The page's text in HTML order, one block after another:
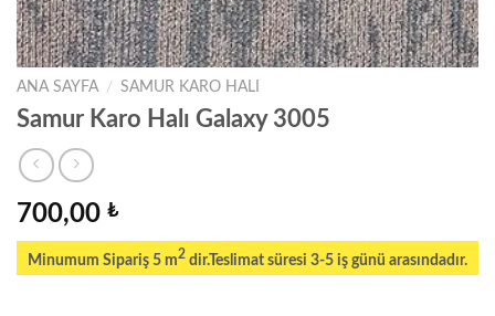
ANA SAYFA / SAMUR KARO HALI
Samur Karo Halı Galaxy 3005
700,00 ₺
Minumum Sipariş 5 m2 dir.Teslimat süresi 3-5 iş günü arasındadır.